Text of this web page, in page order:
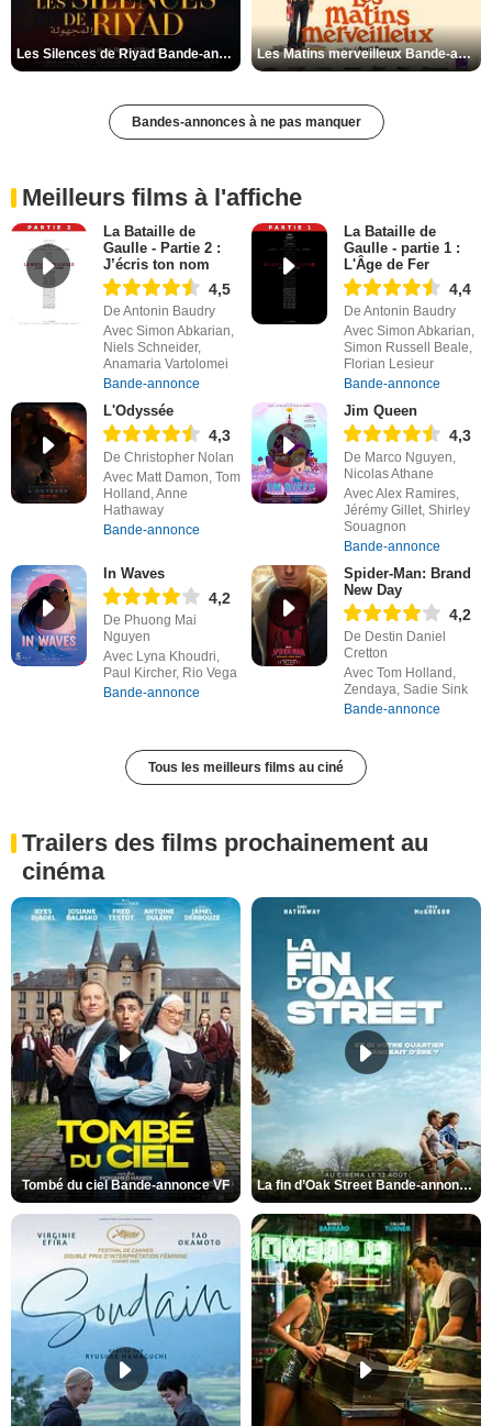
Les Silences de Riyad Bande-annonce VO STFR Les Matins merveilleux Bande-annonce VF
Bandes-annonces à ne pas manquer
Meilleurs films à l'affiche
La Bataille de
Gaulle - Partie 2 :
J’écris ton nom
4,5
De Antonin Baudry
Avec Simon Abkarian,
Niels Schneider,
Anamaria Vartolomei
Bande-annonce
La Bataille de
Gaulle - partie 1 :
L'Âge de Fer
4,4
De Antonin Baudry
Avec Simon Abkarian,
Simon Russell Beale,
Florian Lesieur
Bande-annonce
L'Odyssée
4,3
De Christopher Nolan
Avec Matt Damon, Tom
Holland, Anne
Hathaway
Bande-annonce
Jim Queen
4,3
De Marco Nguyen,
Nicolas Athane
Avec Alex Ramires,
Jérémy Gillet, Shirley
Souagnon
Bande-annonce
In Waves
4,2
De Phuong Mai
Nguyen
Avec Lyna Khoudri,
Paul Kircher, Rio Vega
Bande-annonce
Spider-Man: Brand
New Day
4,2
De Destin Daniel
Cretton
Avec Tom Holland,
Zendaya, Sadie Sink
Bande-annonce
Tous les meilleurs films au ciné
Trailers des films prochainement au
cinéma
Tombé du ciel Bande-annonce VF La fin d’Oak Street Bande-annonce VO STFR